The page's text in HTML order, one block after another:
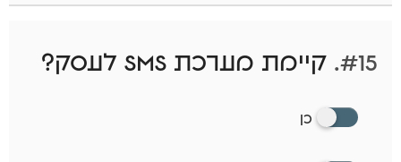
#15. קיימת מערכת SMS לעסק?
כן